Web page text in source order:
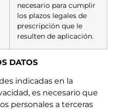
necesario para cumplir
los plazos legales de
prescripción que le
resulten de aplicación.
DATOS
indicadas en la
es necesario que
personales a terceras